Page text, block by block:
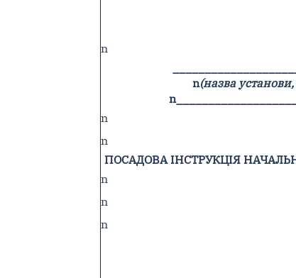
n
n(назва установи,
n
n
n
ПОСАДОВА ІНСТРУКЦІЯ
n
n
n